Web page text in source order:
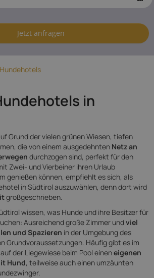
Jetzt anfragen
Hundehotels
in
Grund der vielen grünen Wiesen, tiefen
die von einem ausgedehnten Netz an
durchzogen sind, perfekt für den
Zwei- und Vierbeiner ihren Urlaub
genießen können, empfiehlt es sich, als
in Südtirol auszuwählen, denn dort wird
großgeschrieben.
wissen, was Hunde und ihre Besitzer für
Ausreichend große Zimmer undviel
und Spazieren in der Umgebung des
Grundvoraussetzungen. Häufig gibt es im
der Liegewiese beim Pool eineneigenen
Hund, teilweise auch einen umzäunten